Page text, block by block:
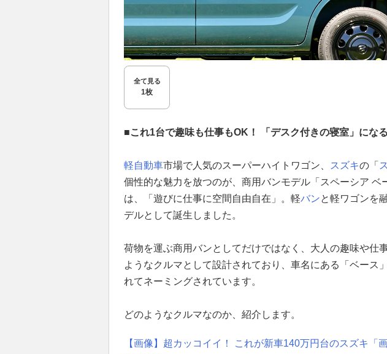
全て見る
1枚
■これ1台で趣味も仕事もOK！ 「デスク付きの寝室」にな
軽自動車市場で人気のスーパーハイトワゴン、 スズキの「
個性的な魅力を放つのが、商用バンモデル「スペーシア ベ
は、「遊びに仕事に空間自由自在」。軽バンと軽ワゴンを
デルとして誕生しました。
荷物を運ぶ商用バンとしてだけではなく、大人の趣味や仕
ようなクルマとして設計されており、車名にある「ベース
れてネーミングされています。
どのようなクルマなのか、紹介します。
【画像】超カッコイイ！ これが新車140万円台のスズキ「